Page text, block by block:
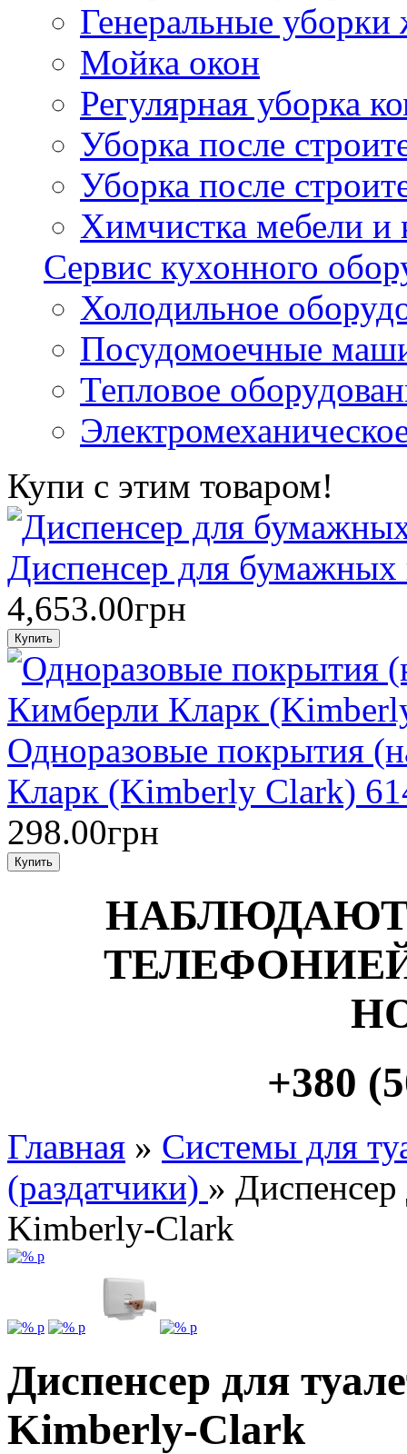
Генеральные
Мойка окон
Регулярная уборка
Уборка после
Уборка после
Химчистка мебели
Сервис кухонного
Холодильное
Посудомоечные
Тепловое
Купи с этим товаром!
Диспенсер для бумажных
4,653.00грн
Одноразовые покрытия
Кларк (Kimberly Clark)
298.00грн
+380
Главная » Системы для
(раздатчики) » Диспенсер
Kimberly-Clark
Диспенсер для
Kimberly-Clark